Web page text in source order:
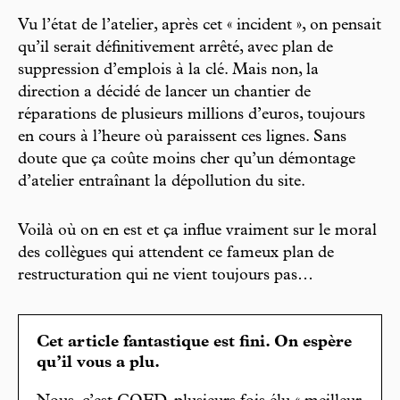
Vu l’état de l’atelier, après cet « incident », on pensait
qu’il serait définitivement arrêté, avec plan de
suppression d’emplois à la clé. Mais non, la
direction a décidé de lancer un chantier de
réparations de plusieurs millions d’euros, toujours
en cours à l’heure où paraissent ces lignes. Sans
doute que ça coûte moins cher qu’un démontage
d’atelier entraînant la dépollution du site.
Voilà où on en est et ça influe vraiment sur le moral
des collègues qui attendent ce fameux plan de
restructuration qui ne vient toujours pas…
Cet article fantastique est fini. On espère
qu’il vous a plu.